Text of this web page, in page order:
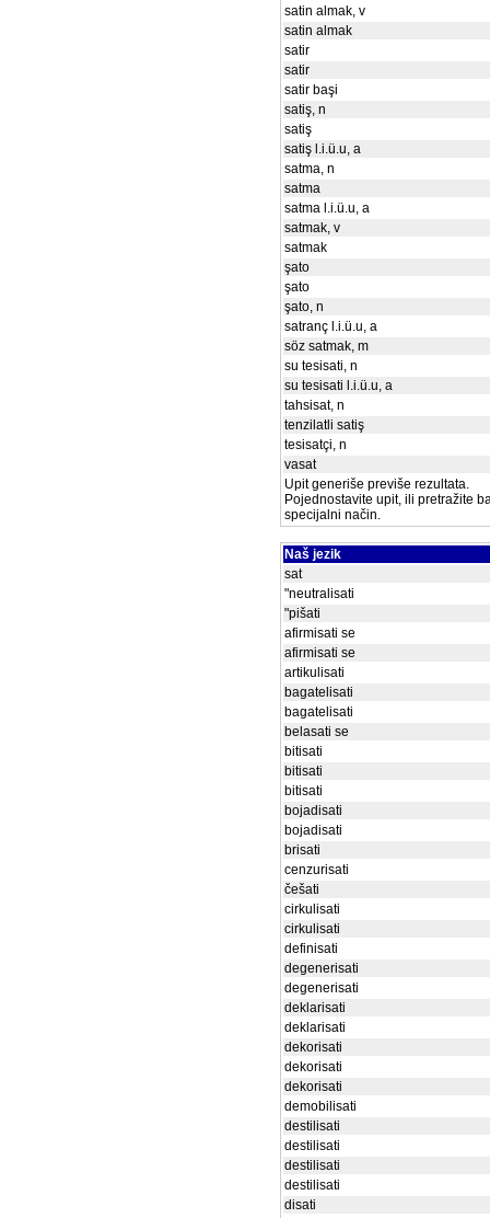
satin almak, v
satin almak
satir
satir
satir başi
satiş, n
satiş
satiş l.i.ü.u, a
satma, n
satma
satma l.i.ü.u, a
satmak, v
satmak
şato
şato
şato, n
satranç l.i.ü.u, a
söz satmak, m
su tesisati, n
su tesisati l.i.ü.u, a
tahsisat, n
tenzilatli satiş
tesisatçi, n
vasat
Upit generiše previše rezultata.
Pojednostavite upit, ili pretražite
specijalni način.
Naš jezik
sat
"neutralisati
"pišati
afirmisati se
afirmisati se
artikulisati
bagatelisati
bagatelisati
belasati se
bitisati
bitisati
bitisati
bojadisati
bojadisati
brisati
cenzurisati
češati
cirkulisati
cirkulisati
definisati
degenerisati
degenerisati
deklarisati
deklarisati
dekorisati
dekorisati
dekorisati
demobilisati
destilisati
destilisati
destilisati
destilisati
disati